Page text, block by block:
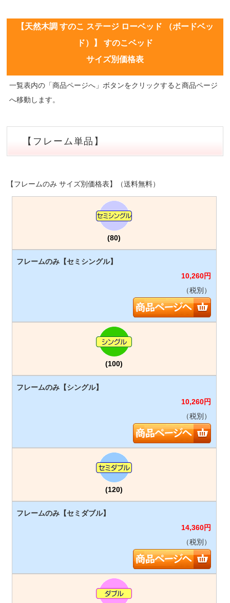
【天然木調 すのこ ステージ ローベッド （ボードベッ
ド）】 すのこベッド
サイズ別価格表
一覧表内の「商品ページへ」ボタンをクリックすると商品ページ
へ移動します。
【フレーム単品】
【フレームのみ サイズ別価格表】（送料無料）
(80)
10,260円
（税別）
(100)
10,260円
（税別）
(120)
14,360円
（税別）